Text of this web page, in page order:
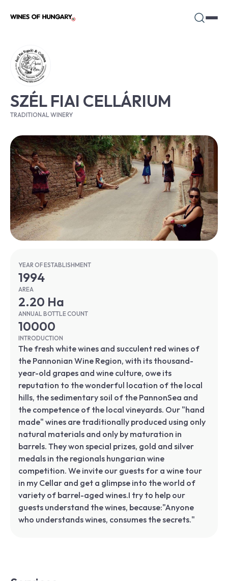
SZÉL FIAI CELLÁRIUM
TRADITIONAL WINERY
YEAR OF ESTABLISHMENT
1994
AREA
2.20 Ha
ANNUAL BOTTLE COUNT
10000
INTRODUCTION
The fresh white wines and succulent red wines of
the Pannonian Wine Region, with its thousand-
year-old grapes and wine culture, owe its
reputation to the wonderful location of the local
hills, the sedimentary soil of the PannonSea and
the competence of the local vineyards. Our "hand
made" wines are traditionally produced using only
natural materials and only by maturation in
barrels. They won special prizes, gold and silver
medals in the regionals hungarian wine
competition. We invite our guests for a wine tour
in my Cellar and get a glimpse into the world of
variety of barrel-aged wines.I try to help our
guests understand the wines, because:"Anyone
who understands wines, consumes the secrets."